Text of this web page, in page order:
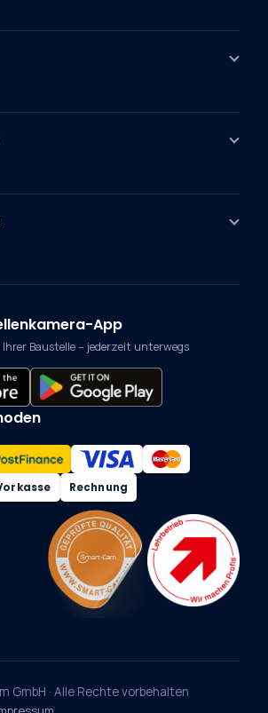
App
Ihrer Baustelle – jederzeit unterwegs
Rechnung
GmbH · Alle Rechte vorbehalten